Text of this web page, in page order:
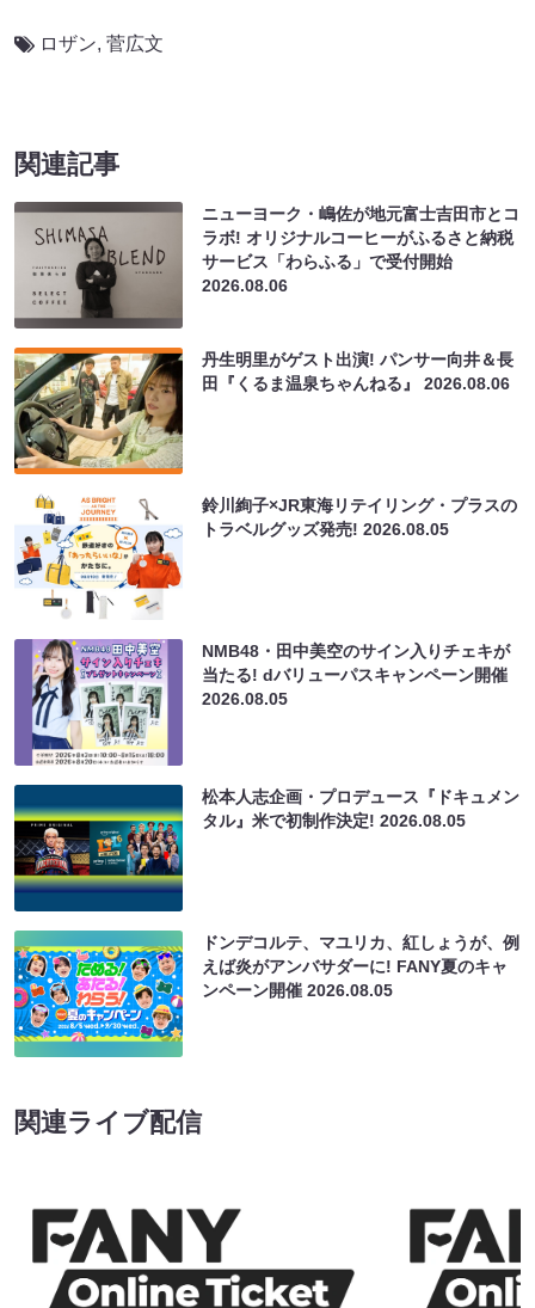
ロザン, 菅広文
関連記事
ニューヨーク・嶋佐が地元富士吉田市とコ
ラボ! オリジナルコーヒーがふるさと納税
サービス「わらふる」で受付開始
2026.08.06
丹生明里がゲスト出演! パンサー向井＆長
田『くるま温泉ちゃんねる』2026.08.06
鈴川絢子×JR東海リテイリング・プラスの
トラベルグッズ発売!2026.08.05
NMB48・田中美空のサイン入りチェキが
当たる! dバリューパスキャンペーン開催
2026.08.05
松本人志企画・プロデュース『ドキュメン
タル』米で初制作決定!2026.08.05
ドンデコルテ、マユリカ、紅しょうが、例
えば炎がアンバサダーに! FANY夏のキャ
ンペーン開催2026.08.05
関連ライブ配信